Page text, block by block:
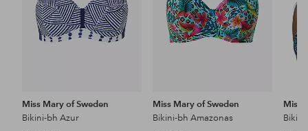
Miss Mary of Sweden
Bikini-bh Azur
Miss Mary of Sweden
Bikini-bh Amazonas
Miss